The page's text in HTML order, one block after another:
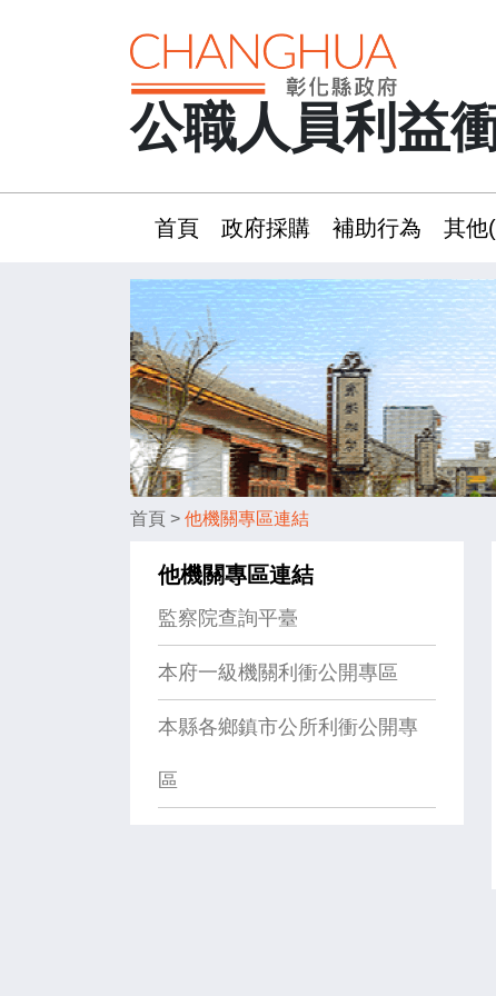
公職人員利益
首頁 政府採購 補助行為 其他
首頁 > 他機關專區連結
他機關專區連結
監察院查詢平臺
本府一級機關利衝公開專區
本縣各鄉鎮市公所利衝公開專
區